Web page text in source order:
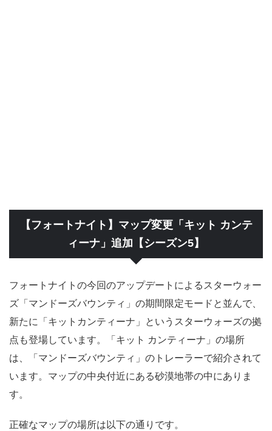
【フォートナイト】マップ変更「キット カンテ
ィーナ」追加【シーズン5】
フォートナイトの今回のアップデートによるスターウォー
ズ「マンドーズバウンティ」の期間限定モードと並んで、
新たに「キットカンティーナ」というスターウォーズの拠
点も登場しています。「キット カンティーナ」の場所
は、「マンドーズバウンティ」のトレーラーで紹介されて
います。マップの中央付近にある砂漠地帯の中にありま
す。
正確なマップの場所は以下の通りです。